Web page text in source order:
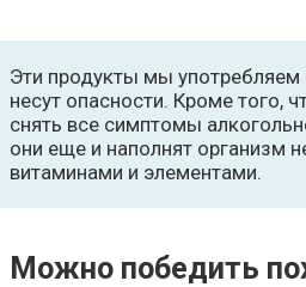
Эти продукты мы
несут опасности. Кроме того,
снять все симптомы
они еще и наполнят организм
витаминами и элементами.
Можно победить